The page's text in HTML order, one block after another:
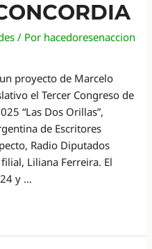
/ Por hacedoresenaccion
proyecto de Marcelo
el Tercer Congreso de
“Las Dos Orillas”,
de Escritores
Radio Diputados
Liliana Ferreira. El
y …